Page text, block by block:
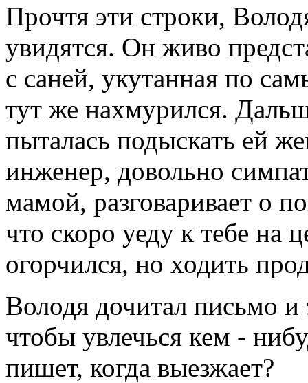
Прочтя эти строки,
увидятся. Он живо
с саней, укутанная по
тут же нахмурился.
пыталась подыскать ей
инженер, довольно
мамой, разговаривает о
что скоро уеду к тебе на
огорчился, но ходить
Володя дочитал письмо и
чтобы увлечься кем -
пишет, когда выезжает?